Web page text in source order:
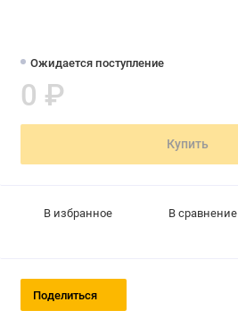
Ожидается поступление
0 ₽
Купить
В избранное В сравнение
Поделиться